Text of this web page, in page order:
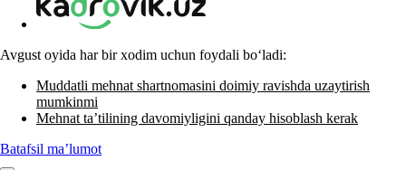
Avgust oyida har bir хodim uchun foydali boʻladi:
Muddatli mehnat shartnomasini doimiy ravishda uzaytirish
mumkinmi
Mehnat ta’tilining davomiyligini qanday hisoblash kerak
Batafsil ma’lumot